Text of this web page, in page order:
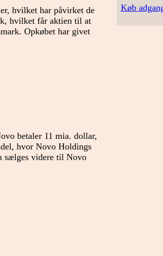
hvilket har påvirket de
hvilket får aktien til at
Opkøbet har givet
betaler 11 mia. dollar,
hvor Novo Holdings
sælges videre til Novo
Køb